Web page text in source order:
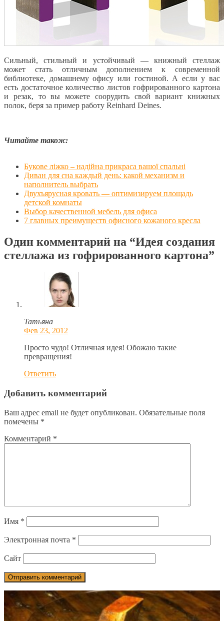
Сильный, стильный и устойчивый — книжный стеллаж
может стать отличным дополнением к современной
библиотеке, домашнему офису или гостиной. А если у вас
есть достаточное количество листов гофрированного картона
и резак, то вы можете соорудить свой вариант книжных
полок, беря за пример работу Reinhard Deines.
Читайте також:
Букове ліжко – надійна прикраса вашої спальні
Диван для сна каждый день: какой механизм и
наполнитель выбрать
Двухъярусная кровать — оптимизируем площадь
детской комнаты
Выбор качественной мебель для офиса
7 главных преимуществ офисного кожаного кресла
Один комментарий на “Идея создания
стеллажа из гофрированного картона”
Татьяна
Фев 23, 2012
Просто чудо! Отличная идея! Обожаю такие
превращения!
Ответить
Добавить комментарий
Ваш адрес email не будет опубликован. Обязательные поля
помечены *
Комментарий *
Имя *
Электронная почта *
Сайт